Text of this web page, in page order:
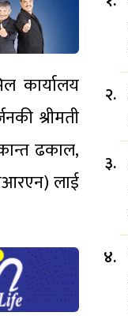
कार्यालय
श्रीमती
ढकाल,
लाई